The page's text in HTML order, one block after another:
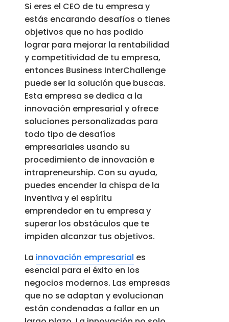
Si eres el CEO de tu empresa y
estás encarando desafíos o tienes
objetivos que no has podido
lograr para mejorar la rentabilidad
y competitividad de tu empresa,
entonces Business InterChallenge
puede ser la solución que buscas.
Esta empresa se dedica a la
innovación empresarial y ofrece
soluciones personalizadas para
todo tipo de desafíos
empresariales usando su
procedimiento de innovación e
intrapreneurship. Con su ayuda,
puedes encender la chispa de la
inventiva y el espíritu
emprendedor en tu empresa y
superar los obstáculos que te
impiden alcanzar tus objetivos.
La innovación empresarial es
esencial para el éxito en los
negocios modernos. Las empresas
que no se adaptan y evolucionan
están condenadas a fallar en un